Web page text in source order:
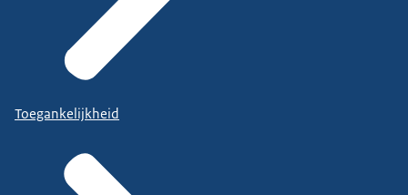
Toegankelijkheid